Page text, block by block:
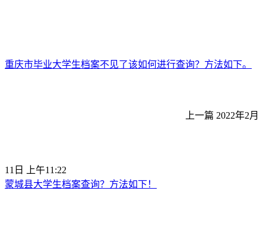
重庆市毕业大学生档案不见了该如何进行查询？方法如下。
上一篇 2022年2月
11日 上午11:22
蒙城县大学生档案查询？方法如下！